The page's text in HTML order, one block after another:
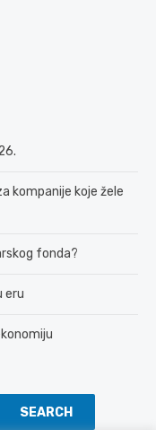
kompanije koje žele
fonda?
eru
SEARCH